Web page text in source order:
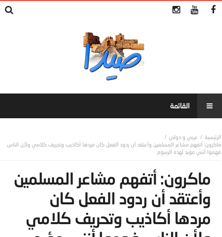
عربي و دولي
ماكرون: أتفهم مشاعر المسلمين وأعتقد أن ردود الفعل كان مردها أكاذيب وتحريف كلامي ولأن الناس
فهموا أنني مؤيد لهذه الرسوم
ماكرون: أتفهم مشاعر المسلمين
وأعتقد أن ردود الفعل كان
مردها أكاذيب وتحريف كلامي